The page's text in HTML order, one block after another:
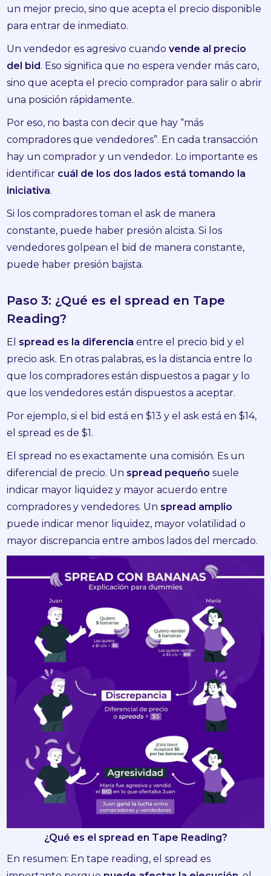
un mejor precio, sino que acepta el precio disponible
para entrar de inmediato.
Un vendedor es agresivo cuandovende al precio
del bid . Eso significa que no espera vender más caro,
sino que acepta el precio comprador para salir o abrir
una posición rápidamente.
Por eso, no basta con decir que hay “más
compradores que vendedores”. En cada transacción
hay un comprador y un vendedor. Lo importante es
identificar cuál de los dos lados está tomando la
iniciativa.
Si los compradores toman el ask de manera
constante, puede haber presión alcista. Si los
vendedores golpean el bid de manera constante,
puede haber presión bajista.
Paso 3: ¿Qué es el spread en Tape
Reading?
El spread es la diferencia entre el precio bid y el
precio ask. En otras palabras, es la distancia entre lo
que los compradores están dispuestos a pagar y lo
que los vendedores están dispuestos a aceptar.
Por ejemplo, si el bid está en $13 y el ask está en $14,
el spread es de $1.
El spread no es exactamente una comisión. Es un
diferencial de precio. Un spread pequeño suele
indicar mayor liquidez y mayor acuerdo entre
compradores y vendedores. Un spread amplio
puede indicar menor liquidez, mayor volatilidad o
mayor discrepancia entre ambos lados del mercado.
¿Qué es el spread en Tape Reading?
En resumen: En tape reading, el spread es